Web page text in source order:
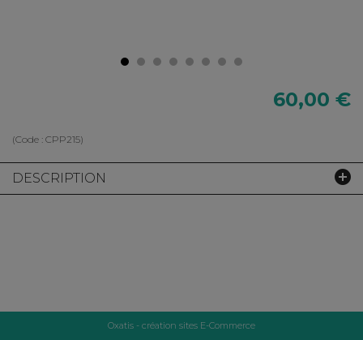
60,00 €
(Code : CPP215)
DESCRIPTION
Oxatis - création sites E-Commerce